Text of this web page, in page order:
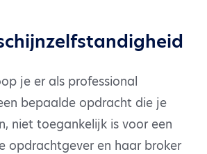
je er als professional
bepaalde opdracht die je
niet toegankelijk is voor een
opdrachtgever en haar broker